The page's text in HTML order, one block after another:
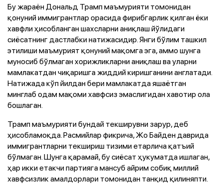
Бу жараён Дональд Трамп маъмурияти томонидан
қонуний иммигрантлар орасида фирибгарлик қилган ёки
хавфли ҳисобланган шахсларни аниқлаш йўлидаги
сиёсатнинг дастлабки натижасидир. Янги бўлим ташкил
этилиши маъмурият қонуний мақомга эга, аммо шунга
муносиб бўлмаган хорижликларни аниқлаш ва уларни
мамлакатдан чиқаришга жиддий киришганини англатади.
Натижада кўп йилдан бери мамлакатда яшаётган
минглаб одам мақоми хавфсиз эмаслигидан хавотир ола
бошлаган.
Трамп маъмурияти бундай текширувни зарур, деб
ҳисобламоқда. Расмийлар фикрича, Жо Байден даврида
иммигрантларни текшириш тизими етарлича қатъий
бўлмаган. Шунга қарамай, бу сиёсат ҳукуматда ишлаган,
ҳар икки етакчи партияга мансуб айрим собиқ миллий
хавфсизлик амалдорлари томонидан танқид қилиняпти.